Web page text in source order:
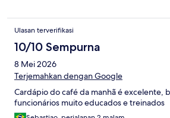
Ulasan terverifikasi
10/10 Sempurna
8 Mei 2026
Terjemahkan dengan Google
Cardápio do café da manhã é excelente,
funcionários muito educados e treinados